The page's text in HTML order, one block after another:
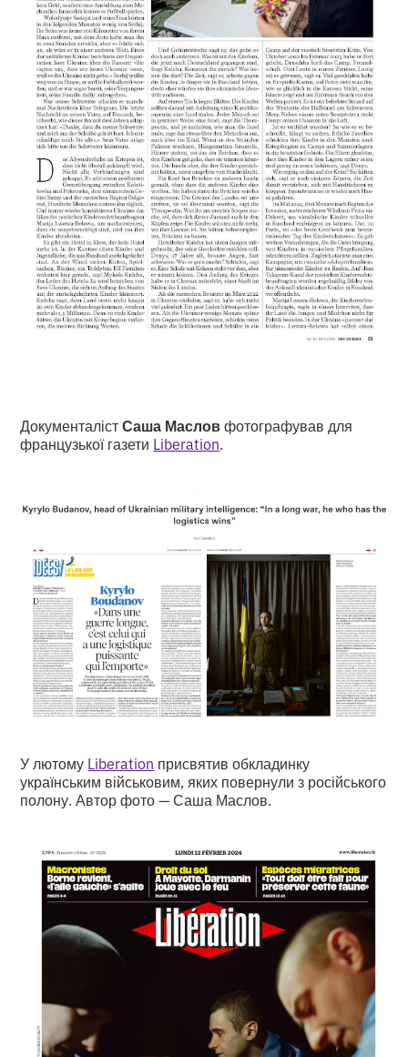
ДокументалістСаша Масловфотографував для
французької газети Liberation.
У лютому Liberation присвятив обкладинку
українським військовим, яких повернули з російського
полону. Автор фото — Саша Маслов.